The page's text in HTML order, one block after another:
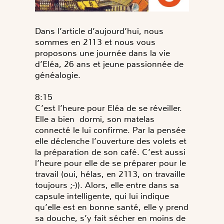
Dans l’article d’aujourd’hui, nous
sommes en 2113 et nous vous
proposons une journée dans la vie
d’Eléa, 26 ans et jeune passionnée de
généalogie.
8:15
C’est l’heure pour Eléa de se réveiller.
Elle a bien dormi, son matelas
connecté le lui confirme. Par la pensée
elle déclenche l’ouverture des volets et
la préparation de son café. C’est aussi
l’heure pour elle de se préparer pour le
travail (oui, hélas, en 2113, on travaille
toujours ;-)). Alors, elle entre dans sa
capsule intelligente, qui lui indique
qu’elle est en bonne santé, elle y prend
sa douche, s’y fait sécher en moins de